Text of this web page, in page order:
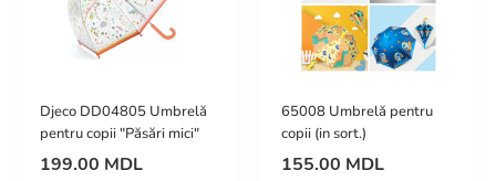
Djeco DD04805 Umbrelă
pentru copii "Păsări mici"
199.00 MDL
65008 Umbrelă pentru
copii (in sort.)
155.00 MDL